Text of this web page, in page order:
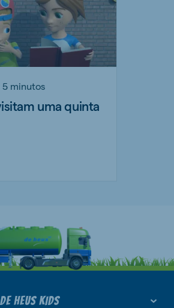
minutos
uma quinta
HEUS KIDS